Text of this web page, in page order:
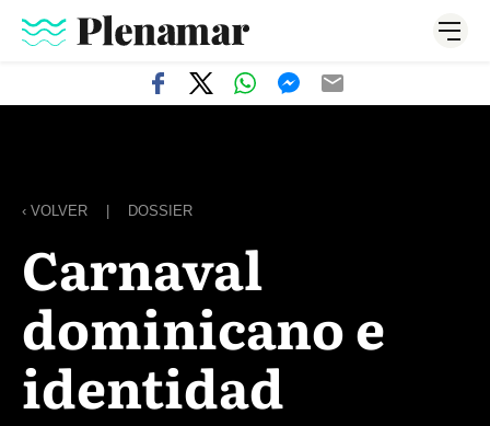
‹ VOLVER DOSSIER
Carnaval
dominicano e
identidad